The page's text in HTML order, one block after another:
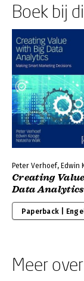
Boek bij
Peter Verhoef, Edwin
Creating
Data Analytics
Paperback |
Meer